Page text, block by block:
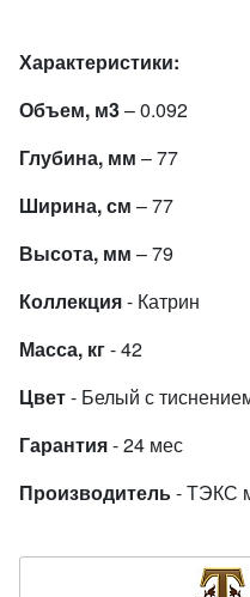
Характеристики:
Объем, м3– 0.092
Глубина, мм – 77
Ширина, см – 77
Высота, мм – 79
Коллекция- Катрин
Масса, кг- 42
Цвет- Белый с
Гарантия- 24 мес
Производитель- ТЭКС